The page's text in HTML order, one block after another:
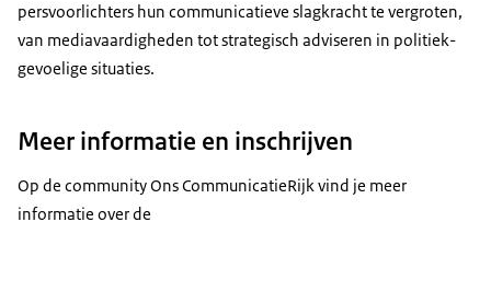
persvoorlichters hun communicatieve slagkracht te vergroten,
van mediavaardigheden tot strategisch adviseren in politiek-
gevoelige situaties.
Meer informatie en inschrijven
Op de community Ons CommunicatieRijk vind je meer
informatie over de